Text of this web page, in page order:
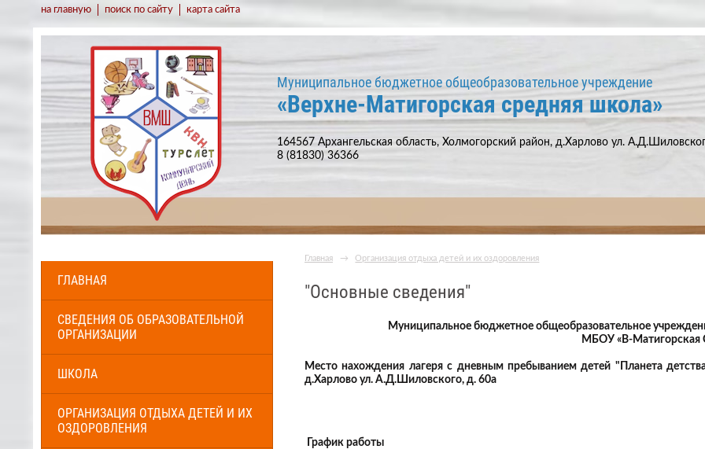
на главную поиск по сайту карта сайта
Муниципальное бюджетное общеобразовательное учреждение
«Верхне-Матигорская средняя школа»
164567 Архангельская область, Холмогорский район, д.Харлово ул.
8 (81830) 36366
ГЛАВНАЯ
СВЕДЕНИЯ ОБ ОБРАЗОВАТЕЛЬНОЙ
ОРГАНИЗАЦИИ
ШКОЛА
ОРГАНИЗАЦИЯ ОТДЫХА ДЕТЕЙ И ИХ
ОЗДОРОВЛЕНИЯ
Главная → Организация отдыха детей и их оздоровления
"Основные сведения"
Муниципальное бюджетное общеобразовательное
МБОУ «В-
Место нахождения лагеря с дневным пребыванием детей "Планета
д.Харлово ул. А.Д.Шиловского, д. 60а
График работы